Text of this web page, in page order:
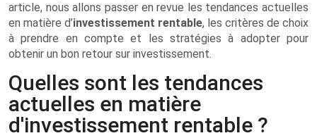
article, nous allons passer en revue les tendances actuelles
en matière d’investissement rentable, les critères de choix
à prendre en compte et les stratégies à adopter pour
obtenir un bon retour sur investissement.
Quelles sont les tendances
actuelles en matière
d'investissement rentable ?